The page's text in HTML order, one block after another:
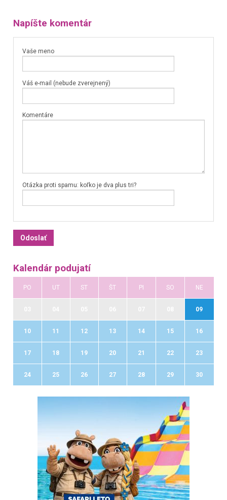
Napíšte komentár
Vaše meno
Váš e-mail (nebude zverejnený)
Komentáre
Otázka proti spamu: koľko je dva plus tri?
Kalendár podujatí
PO UT ST ŠT PI SO NE
09
10 11 12 13 14 15 16
17 18 19 20 21 22 23
24 25 26 27 28 29 30